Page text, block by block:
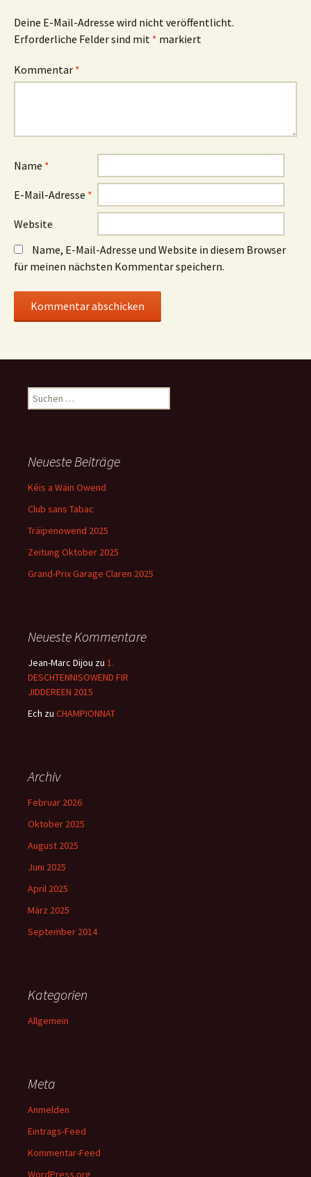
Deine E-Mail-Adresse wird nicht veröffentlicht.
Erforderliche Felder sind mit * markiert
Kommentar *
Name *
E-Mail-Adresse *
Website
Name, E-Mail-Adresse und Website in diesem Browser
für meinen nächsten Kommentar speichern.
Suchen
nach:
Neueste Beiträge
Kéis a Wäin Owend
Club sans Tabac
Träipenowend 2025
Zeitung Oktober 2025
Grand-Prix Garage Claren 2025
Neueste Kommentare
Jean-Marc Dijou zu 1.
DESCHTENNISOWEND FIR
JIDDEREEN 2015
Ech zu CHAMPIONNAT
Archiv
Februar 2026
Oktober 2025
August 2025
Juni 2025
April 2025
März 2025
September 2014
Kategorien
Allgemein
Meta
Anmelden
Eintrags-Feed
Kommentar-Feed
WordPress.org